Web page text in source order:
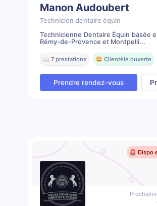
Manon Audoubert
Technicien dentaire équin
Technicienne Dentaire Équin basée
Rémy-de-Provence et Montpelli...
📖 7 prestations 🤩 Clientèle ouverte
Prendre rendez-vous
🚨 Dispo